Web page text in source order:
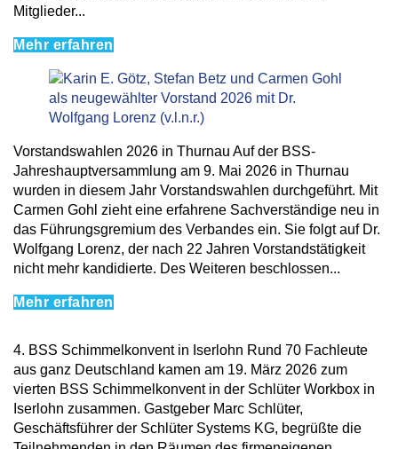
Mitglieder...
Mehr erfahren
Vorstandswahlen 2026 in Thurnau Auf der BSS-
Jahreshauptversammlung am 9. Mai 2026 in Thurnau
wurden in diesem Jahr Vorstandswahlen durchgeführt. Mit
Carmen Gohl zieht eine erfahrene Sachverständige neu in
das Führungsgremium des Verbandes ein. Sie folgt auf Dr.
Wolfgang Lorenz, der nach 22 Jahren Vorstandstätigkeit
nicht mehr kandidierte. Des Weiteren beschlossen...
Mehr erfahren
4. BSS Schimmelkonvent in Iserlohn Rund 70 Fachleute
aus ganz Deutschland kamen am 19. März 2026 zum
vierten BSS Schimmelkonvent in der Schlüter Workbox in
Iserlohn zusammen. Gastgeber Marc Schlüter,
Geschäftsführer der Schlüter Systems KG, begrüßte die